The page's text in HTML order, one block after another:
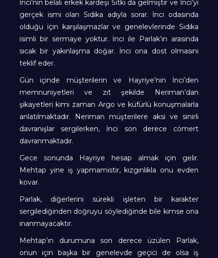
İnci’nin belalı erkek kardeşi Sıtkı da gelmiştir ve İnci’yi
gerçek ismi olan Sıdıka adıyla sorar. İnci odasında
olduğu için karşılaşmazlar ve genelevlerinde Sıdıka
isimli bir sermaye yoktur. İnci ile Parlak’ın arasinda
sıcak bir yakınlaşma doğar. İnci ona dost olmasını
teklif eder.
Gün içinde müşterilerin ve Hayriye’nin İnci’den
memnuniyetleri ve zıt şekilde Neriman’dan
şikayetleri kimi zaman Argo ve küfürlü konuşmalarla
anlatılmaktadır. Neriman müşterilere aksi ve sinirli
davranışlar sergilerken, İnci son derece cömert
davranmaktadır.
Gece sonunda Hayriye hesap almak için gelir.
Mehtap yine iş yapmamistir, kızgınlıkla onu evden
kovar.
Parlak, diğerlerini sürekli işleten bir karakter
sergilediğinden doğruyu söylediğinde bile kimse ona
inanmayacaktır.
Mehtap’ın durumuna son derece üzülen Parlak,
onun için başka bir genelevde geçici de olsa iş